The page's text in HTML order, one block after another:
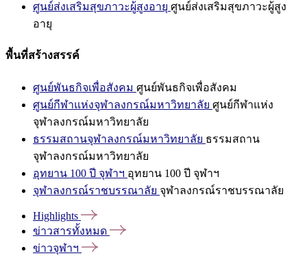
ศูนย์ส่งเสริมสุขภาวะผู้สูงอายุ ศูนย์ส่งเสริมสุขภาวะผู้สูง
อายุ
พื้นที่สร้างสรรค์
ศูนย์พันธกิจเพื่อสังคม ศูนย์พันธกิจเพื่อสังคม
ศูนย์กีฬาแห่งจุฬาลงกรณ์มหาวิทยาลัย ศูนย์กีฬาแห่ง
จุฬาลงกรณ์มหาวิทยาลัย
ธรรมสถานจุฬาลงกรณ์มหาวิทยาลัย ธรรมสถาน
จุฬาลงกรณ์มหาวิทยาลัย
อุทยาน 100 ปี จุฬาฯ อุทยาน 100 ปี จุฬาฯ
จุฬาลงกรณ์ราชบรรณาลัย จุฬาลงกรณ์ราชบรรณาลัย
Highlights
ข่าวสารทั้งหมด
ข่าวจุฬาฯ